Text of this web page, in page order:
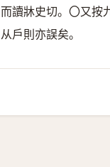
而讀牀史切。〇又按
从戶則亦誤矣。